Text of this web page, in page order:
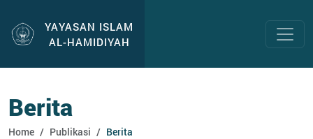
YAYASAN ISLAM
AL-HAMIDIYAH
Berita
Home Publikasi Berita